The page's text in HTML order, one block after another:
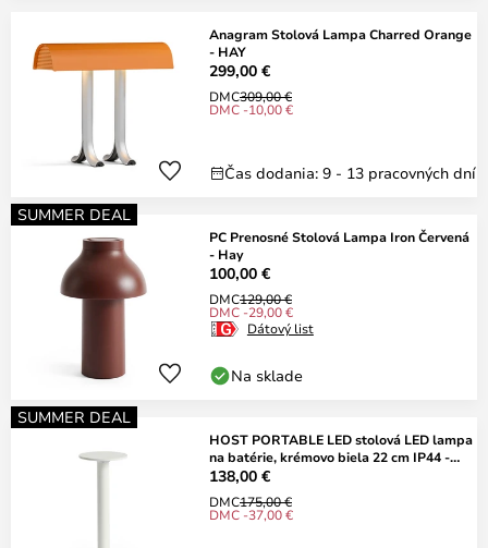
Anagram Stolová Lampa Charred Orange
- HAY
299,00 €
DMC309,00 €
DMC -10,00 €
Čas dodania: 9 - 13 pracovných dní
SUMMER DEAL
PC Prenosné Stolová Lampa Iron Červená
- Hay
100,00 €
DMC129,00 €
DMC -29,00 €
Dátový list
Na sklade
SUMMER DEAL
HOST PORTABLE LED stolová LED lampa
na batérie, krémovo biela 22 cm IP44 -
HAY
138,00 €
DMC175,00 €
DMC -37,00 €